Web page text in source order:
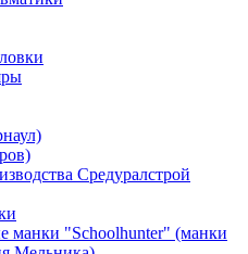
Средуралстрой
манки "Schoolhunter" (манки